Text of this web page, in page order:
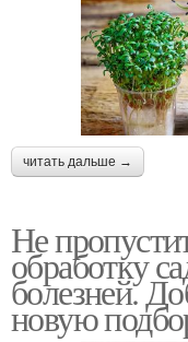
читать дальше →
Не
обработку
болезней.
новую